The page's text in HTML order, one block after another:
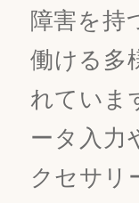
障害を持
働ける多
れていま
ータ入力
クセサリ